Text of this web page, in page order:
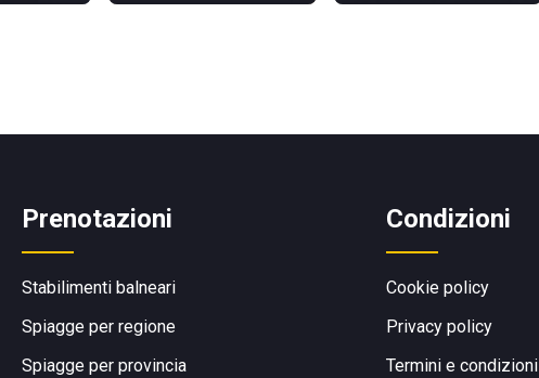
Prenotazioni
Stabilimenti balneari
Spiagge per regione
Spiagge per provincia
Condizioni
Cookie policy
Privacy policy
Termini e condizioni